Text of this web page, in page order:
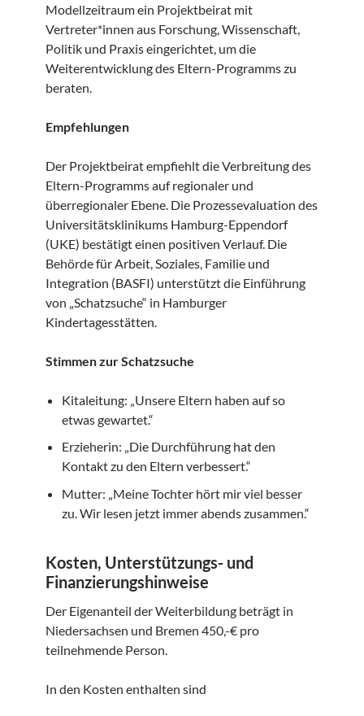
Modellzeitraum ein Projektbeirat mit
Vertreter*innen aus Forschung, Wissenschaft,
Politik und Praxis eingerichtet, um die
Weiterentwicklung des Eltern-Programms zu
beraten.
Empfehlungen
Der Projektbeirat empfiehlt die Verbreitung des
Eltern-Programms auf regionaler und
überregionaler Ebene. Die Prozessevaluation des
Universitätsklinikums Hamburg-Eppendorf
(UKE) bestätigt einen positiven Verlauf. Die
Behörde für Arbeit, Soziales, Familie und
Integration (BASFI) unterstützt die Einführung
von „Schatzsuche“ in Hamburger
Kindertagesstätten.
Stimmen zur Schatzsuche
Kitaleitung: „Unsere Eltern haben auf so
etwas gewartet.“
Erzieherin: „Die Durchführung hat den
Kontakt zu den Eltern verbessert.“
Mutter: „Meine Tochter hört mir viel besser
zu. Wir lesen jetzt immer abends zusammen.“
Kosten, Unterstützungs- und
Finanzierungshinweise
Der Eigenanteil der Weiterbildung beträgt in
Niedersachsen und Bremen 450,-€ pro
teilnehmende Person.
In den Kosten enthalten sind